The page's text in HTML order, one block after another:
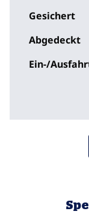
Gesichert
Abgedeckt
Ein-/